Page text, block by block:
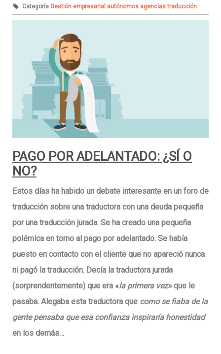
Categoría Gestión empresarial autónomos agencias traducción
PAGO POR ADELANTADO: ¿SÍ O
NO?
Estos días ha habido un debate interesante en un foro de
traducción sobre una traductora con una deuda pequeña
por una traducción jurada. Se ha creado una pequeña
polémica en torno al pago por adelantado. Se había
puesto en contacto con el cliente que no apareció nunca
ni pagó la traducción. Decía la traductora jurada
(sorprendentemente) que era «la primera vez»que le
pasaba. Alegaba esta traductora que como se fiaba de la
gente pensaba que esa confianza inspiraría honestidad
en los demás…